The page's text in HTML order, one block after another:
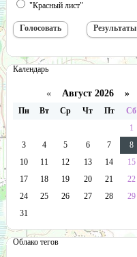
"Красный лист"
Календарь
« Август 2026 »
Пн Вт Ср Чт Пт Сб
1
3
4 5 6 7 8
10
11 12 13 14 15
17
18 19 20 21 22
24
25 26 27 28 29
31
Облако тегов